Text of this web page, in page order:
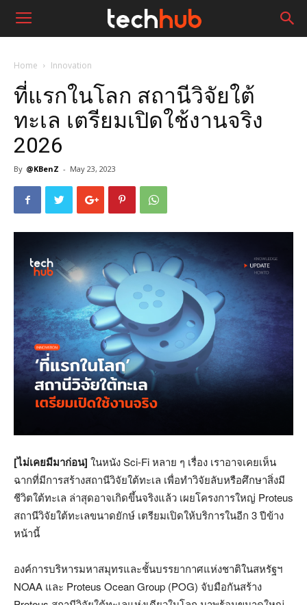
Home Innovation
ที่แรกในโลก สถานีวิจัยใต้
ทะเล เตรียมเปิดใช้งานจริง
2026
By @KBenZ - May 23, 2023
[ไม่เคยมีมาก่อน] ในหนัง Sci-Fi หลาย ๆ เรื่อง เราอาจเคยเห็น
ฉากที่มีการสร้างสถานีวิจัยใต้ทะเล เพื่อทำวิจัยลับหรือศึกษาสิ่งมี
ชีวิตใต้ทะเล ล่าสุดอาจเกิดขึ้นจริงแล้ว เผยโครงการใหญ่ Proteus
สถานีวิจัยใต้ทะเลขนาดยักษ์ เตรียมเปิดให้บริการในอีก 3 ปีข้าง
หน้านี้
องค์การบริหารมหาสมุทรและชั้นบรรยากาศแห่งชาติในสหรัฐฯ
NOAA และ Proteus Ocean Group (POG) จับมือกันสร้าง